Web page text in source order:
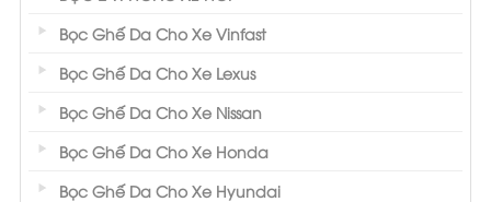
Bọc Ghế Da Cho Xe Vinfast
Bọc Ghế Da Cho Xe Lexus
Bọc Ghế Da Cho Xe Nissan
Bọc Ghế Da Cho Xe Honda
Bọc Ghế Da Cho Xe Hyundai